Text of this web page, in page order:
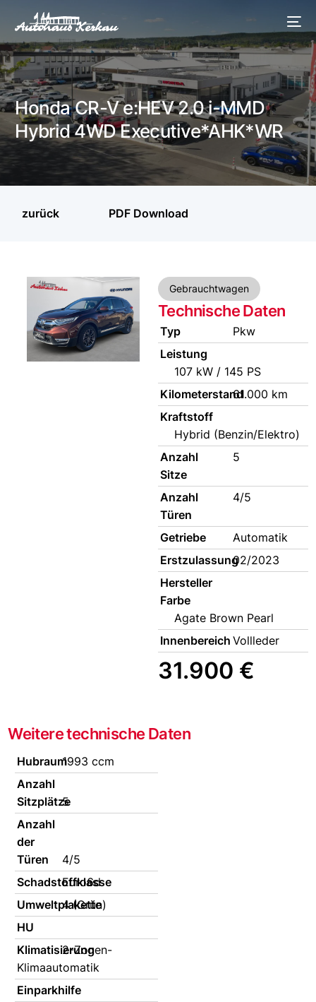
Honda CR-V e:HEV 2.0 i-MMD
Hybrid 4WD Executive*AHK*WR
zurück PDF Download
Gebrauchtwagen
Technische Daten
Typ
Pkw
Leistung
107 kW / 145 PS
Kilometerstand61.000 km
Kraftstoff
Hybrid (Benzin/Elektro)
Anzahl
Sitze
5
Anzahl
Türen
4/5
Getriebe
Automatik
Erstzulassung02/2023
Hersteller
Farbe
Agate Brown Pearl
Innenbereich Vollleder
31.900 €
Weitere technische Daten
Hubraum1993 ccm
Anzahl
Sitzplätze
5
Anzahl
der
Türen
4/5
Schadstoffklasse
Euro6d
Umweltplakette
4 (Grün)
HU
Klimatisierung
2-Zonen-
Klimaautomatik
Einparkhilfe